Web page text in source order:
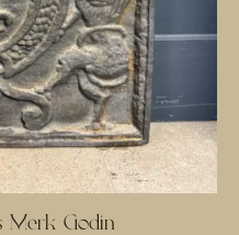
Merk Godin